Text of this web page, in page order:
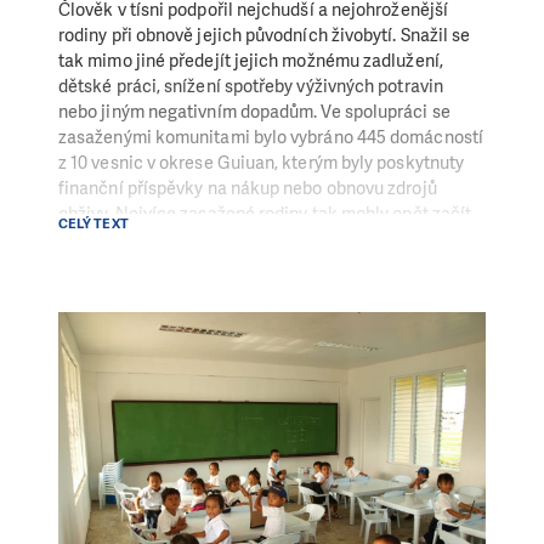
Člověk v tísni podpořil nejchudší a nejohroženější
rodiny při obnově jejich původních živobytí. Snažil se
tak mimo jiné předejít jejich možnému zadlužení,
dětské práci, snížení spotřeby výživných potravin
nebo jiným negativním dopadům. Ve spolupráci se
zasaženými komunitami bylo vybráno 445 domácností
z 10 vesnic v okrese Guiuan, kterým byly poskytnuty
finanční příspěvky na nákup nebo obnovu zdrojů
obživy. Nejvíce zasažené rodiny tak mohly opět začít
odborná školení na téma podnikání, technické
dovednosti, ochrany živobytí a snižování rizik po
živelných pohromách (Disaster Risk Reduction).
Většina příjemců investovala do chovu domácích
zvířat či pěstování zemědělských plodin a rozvoje
malých živností, jako je například pedicab (taxi kolo),
jídelna, krejčovství, obchůdek nebo pekárna.
CELÝ TEXT